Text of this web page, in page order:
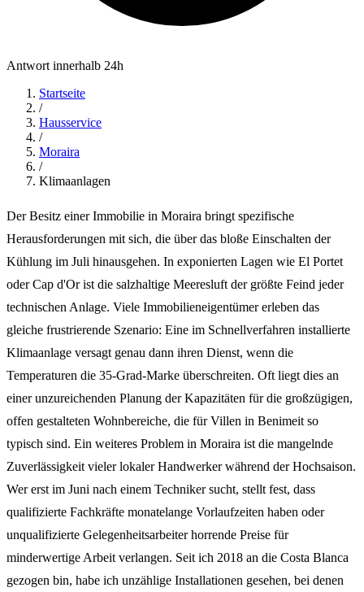
Antwort innerhalb 24h
Startseite
/
Hausservice
/
Moraira
/
Klimaanlagen
Der Besitz einer Immobilie in Moraira bringt spezifische
Herausforderungen mit sich, die über das bloße Einschalten der
Kühlung im Juli hinausgehen. In exponierten Lagen wie El Portet
oder Cap d'Or ist die salzhaltige Meeresluft der größte Feind jeder
technischen Anlage. Viele Immobilieneigentümer erleben das
gleiche frustrierende Szenario: Eine im Schnellverfahren installierte
Klimaanlage versagt genau dann ihren Dienst, wenn die
Temperaturen die 35-Grad-Marke überschreiten. Oft liegt dies an
einer unzureichenden Planung der Kapazitäten für die großzügigen,
offen gestalteten Wohnbereiche, die für Villen in Benimeit so
typisch sind. Ein weiteres Problem in Moraira ist die mangelnde
Zuverlässigkeit vieler lokaler Handwerker während der Hochsaison.
Wer erst im Juni nach einem Techniker sucht, stellt fest, dass
qualifizierte Fachkräfte monatelange Vorlaufzeiten haben oder
unqualifizierte Gelegenheitsarbeiter horrende Preise für
minderwertige Arbeit verlangen. Seit ich 2018 an die Costa Blanca
gezogen bin, habe ich unzählige Installationen gesehen, bei denen